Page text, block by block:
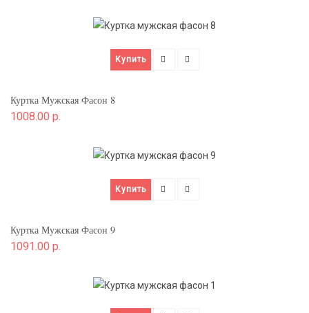
Купить
Куртка Мужская Фасон 8
1008.00 р.
Купить
Куртка Мужская Фасон 9
1091.00 р.